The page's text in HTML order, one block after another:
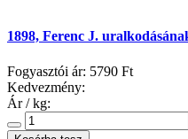
1898, Ferenc J.
Fogyasztói ár: 5790 Ft
Kedvezmény:
Ár / kg: